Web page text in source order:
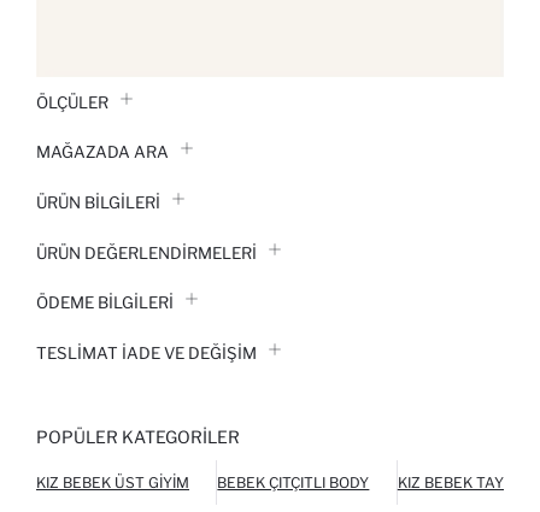
ÖLÇÜLER
MAĞAZADA ARA
ÜRÜN BILGILERI
ÜRÜN DEĞERLENDİRMELERİ
ÖDEME BİLGİLERİ
TESLIMAT İADE VE DEĞIŞIM
POPÜLER KATEGORILER
KIZ BEBEK ÜST GIYIM BEBEK ÇITÇITLI BODY KIZ BEBEK TAYT